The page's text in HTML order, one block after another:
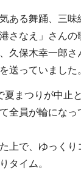
ある舞踊、三
さなえ」さんの
久保木幸一郎さ
送っていました
夏まつりが中止
全員が輪にな
上で、ゆっくり
タイム。